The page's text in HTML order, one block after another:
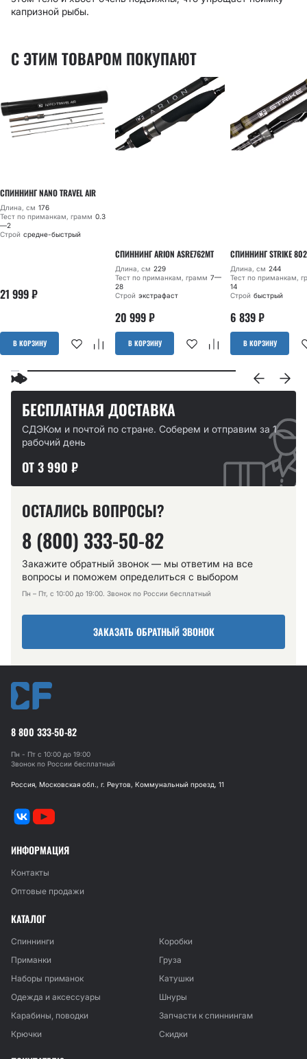
капризной рыбы.
С ЭТИМ ТОВАРОМ ПОКУПАЮТ
СПИННИНГ NANO TRAVEL AIR
Длина, см 176
Тест по приманкам, грамм 0.3
—2
Строй средне-быстрый
21 999₽
В КОРЗИНУ
СПИННИНГ ARION ASRE762MT
Длина, см 229
Тест по приманкам, грамм 7—
28
Строй экстрафаст
20 999₽
В КОРЗИНУ
СПИННИНГ STRIKE 802
Длина, см 244
Тест по приманкам,
14
Строй быстрый
6 839₽
В КОРЗИНУ
БЕСПЛАТНАЯ ДОСТАВКА
СДЭКом и почтой по стране. Соберем и отправим за 1
рабочий день
ОТ 3 990 ₽
ОСТАЛИСЬ ВОПРОСЫ?
8 (800) 333-50-82
Закажите обратный звонок — мы ответим на все
вопросы и поможем определиться с выбором
Пн – Пт, с 10:00 до 19:00. Звонок по России бесплатный
ЗАКАЗАТЬ ОБРАТНЫЙ ЗВОНОК
8 800 333-50-82
Пн - Пт с 10:00 до 19:00
Звонок по России бесплатный
Россия, Московская обл., г. Реутов, Коммунальный проезд, 11
ИНФОРМАЦИЯ
Контакты
Оптовые продажи
КАТАЛОГ
Спиннинги
Коробки
Приманки
Груза
Наборы приманок
Катушки
Одежда и аксессуары
Шнуры
Карабины, поводки
Запчасти к спиннингам
Крючки
Скидки